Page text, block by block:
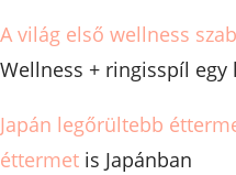
A világ első wellness
Wellness + ringisspíl egy
Japán legőrültebb
éttermet is Japánban